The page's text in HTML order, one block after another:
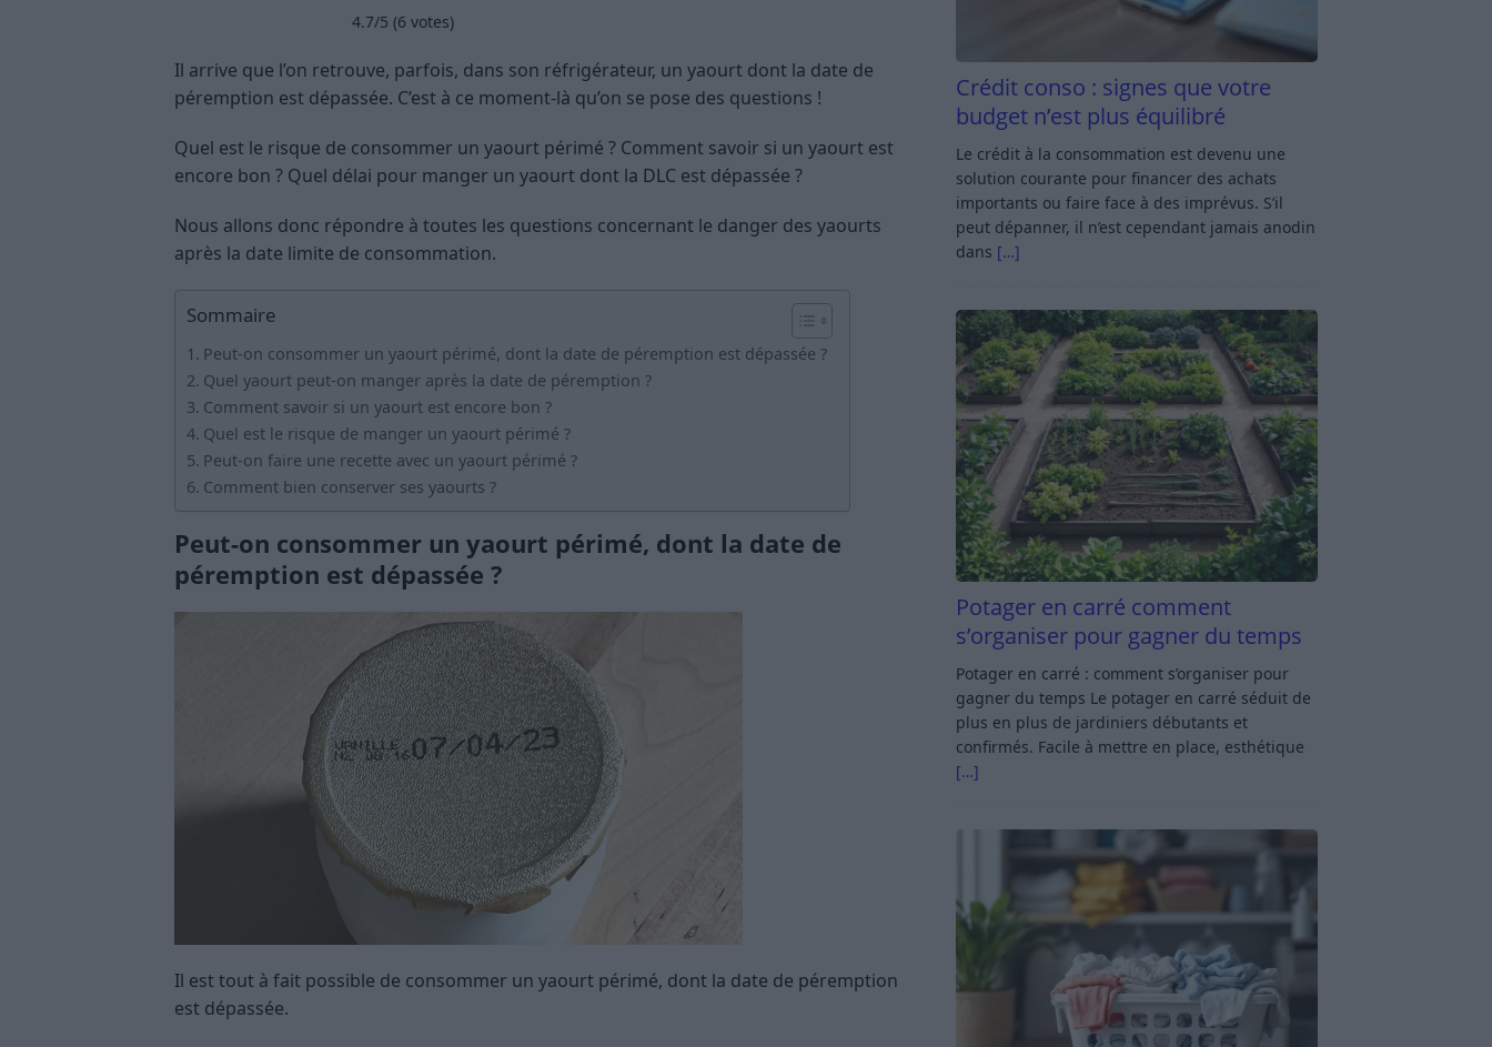
4.7/5 (6 votes)
Il arrive que l’on retrouve, parfois, dans son réfrigérateur, un yaourt dont la date de
péremption est dépassée. C’est à ce moment-là qu’on se pose des questions !
Quel est le risque de consommer un yaourt périmé ? Comment savoir si un yaourt est
encore bon ? Quel délai pour manger un yaourt dont la DLC est dépassée ?
Nous allons donc répondre à toutes les questions concernant le danger des yaourts
après la date limite de consommation.
Sommaire
Peut-on consommer un yaourt périmé, dont la date de péremption est dépassée ?
Quel yaourt peut-on manger après la date de péremption ?
Comment savoir si un yaourt est encore bon ?
Quel est le risque de manger un yaourt périmé ?
Peut-on faire une recette avec un yaourt périmé ?
Comment bien conserver ses yaourts ?
Peut-on consommer un yaourt périmé, dont la date de
péremption est dépassée ?
Il est tout à fait possible de consommer un yaourt périmé, dont la date de péremption
est dépassée.
Crédit conso : signes que votre
budget n’est plus équilibré
Le crédit à la consommation est devenu une
solution courante pour financer des achats
importants ou faire face à des imprévus. S’il
peut dépanner, il n’est cependant jamais anodin
dans […]
Potager en carré comment
s’organiser pour gagner du temps
Potager en carré : comment s’organiser pour
gagner du temps Le potager en carré séduit de
plus en plus de jardiniers débutants et
confirmés. Facile à mettre en place, esthétique
[…]